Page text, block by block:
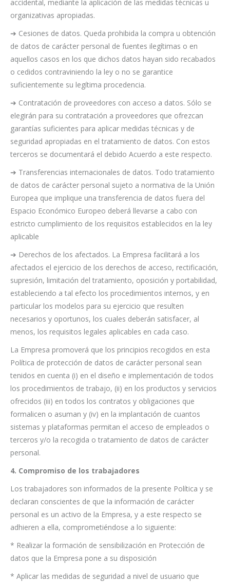
accidental, mediante la aplicación de las medidas técnicas u
organizativas apropiadas.
➔ Cesiones de datos. Queda prohibida la compra u obtención
de datos de carácter personal de fuentes ilegítimas o en
aquellos casos en los que dichos datos hayan sido recabados
o cedidos contraviniendo la ley o no se garantice
suficientemente su legítima procedencia.
➔ Contratación de proveedores con acceso a datos. Sólo se
elegirán para su contratación a proveedores que ofrezcan
garantías suficientes para aplicar medidas técnicas y de
seguridad apropiadas en el tratamiento de datos. Con estos
terceros se documentará el debido Acuerdo a este respecto.
➔ Transferencias internacionales de datos. Todo tratamiento
de datos de carácter personal sujeto a normativa de la Unión
Europea que implique una transferencia de datos fuera del
Espacio Económico Europeo deberá llevarse a cabo con
estricto cumplimiento de los requisitos establecidos en la ley
aplicable
➔ Derechos de los afectados. La Empresa facilitará a los
afectados el ejercicio de los derechos de acceso, rectificación,
supresión, limitación del tratamiento, oposición y portabilidad,
estableciendo a tal efecto los procedimientos internos, y en
particular los modelos para su ejercicio que resulten
necesarios y oportunos, los cuales deberán satisfacer, al
menos, los requisitos legales aplicables en cada caso.
La Empresa promoverá que los principios recogidos en esta
Política de protección de datos de carácter personal sean
tenidos en cuenta (i) en el diseño e implementación de todos
los procedimientos de trabajo, (ii) en los productos y servicios
ofrecidos (iii) en todos los contratos y obligaciones que
formalicen o asuman y (iv) en la implantación de cuantos
sistemas y plataformas permitan el acceso de empleados o
terceros y/o la recogida o tratamiento de datos de carácter
personal.
4. Compromiso de los trabajadores
Los trabajadores son informados de la presente Política y se
declaran conscientes de que la información de carácter
personal es un activo de la Empresa, y a este respecto se
adhieren a ella, comprometiéndose a lo siguiente:
* Realizar la formación de sensibilización en Protección de
datos que la Empresa pone a su disposición
* Aplicar las medidas de seguridad a nivel de usuario que